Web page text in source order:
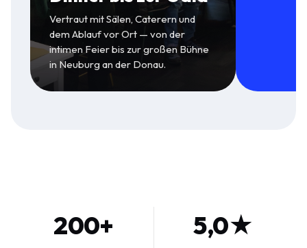
Vertraut mit Sälen, Caterern und
dem Ablauf vor Ort — von der
intimen Feier bis zur großen Bühne
in Neuburg an der Donau.
200+ 5,0★